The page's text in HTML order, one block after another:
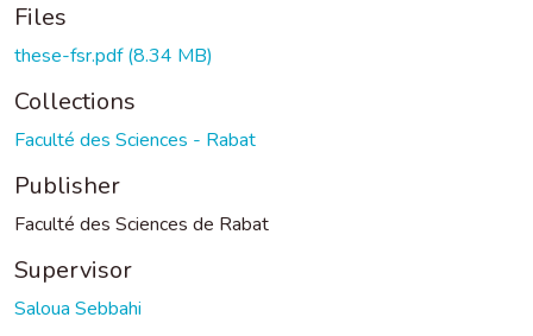
Files
these-fsr.pdf(8.34 MB)
Collections
Faculté des Sciences - Rabat
Publisher
Faculté des Sciences de Rabat
Supervisor
Saloua Sebbahi